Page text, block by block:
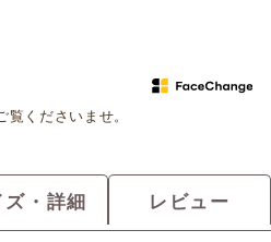
くださいませ。
ズ・詳細 レビュー